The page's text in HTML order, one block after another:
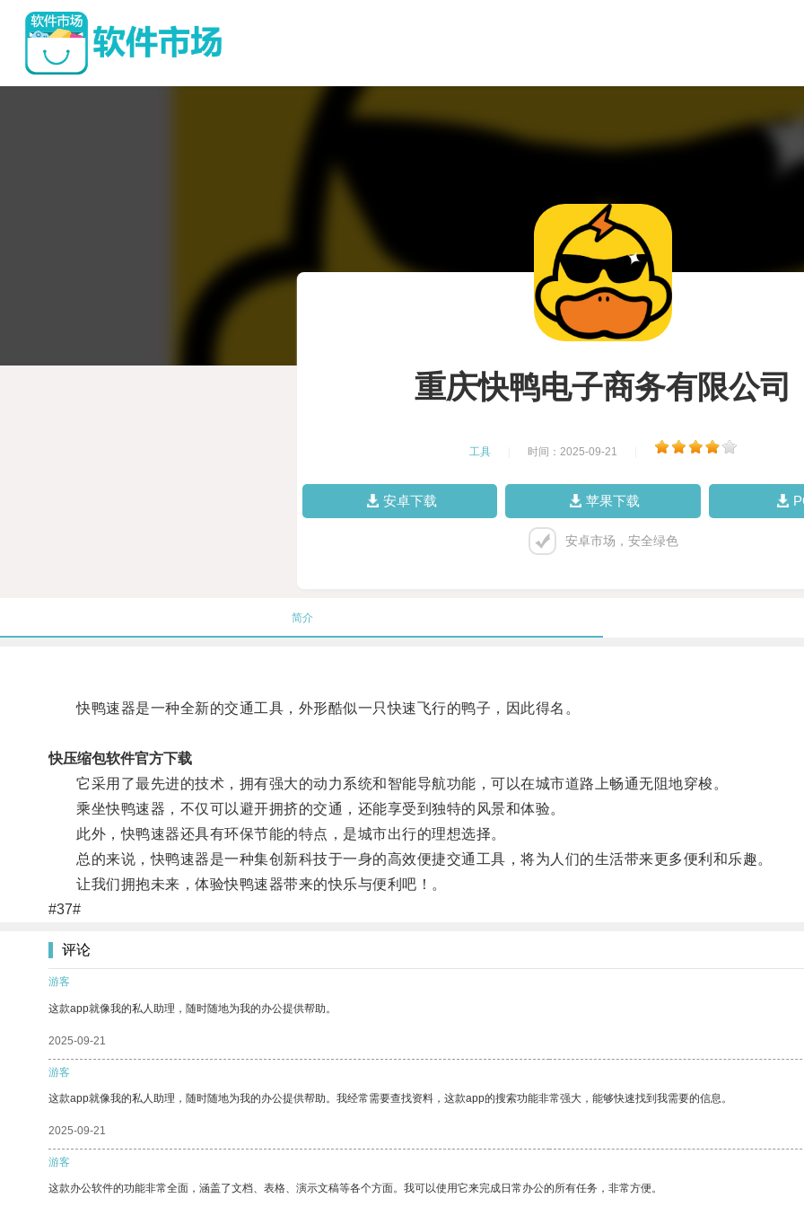
重庆快鸭电子商务有限公司
工具 时间：2025-09-21
安卓下载 苹果下载
安卓市场，安全绿色
简介
快鸭速器是一种全新的交通工具，外形酷似一只快速飞行的鸭子，因此得名。
快压缩包软件官方下载
它采用了最先进的技术，拥有强大的动力系统和智能导航功能，可以在城市道路上畅通无阻地穿梭。
乘坐快鸭速器，不仅可以避开拥挤的交通，还能享受到独特的风景和体验。
此外，快鸭速器还具有环保节能的特点，是城市出行的理想选择。
总的来说，快鸭速器是一种集创新科技于一身的高效便捷交通工具，将为人们的生活带来更多便利和乐趣。
让我们拥抱未来，体验快鸭速器带来的快乐与便利吧！。
#37#
评论
游客
这款app就像我的私人助理，随时随地为我的办公提供帮助。
2025-09-21
游客
这款app就像我的私人助理，随时随地为我的办公提供帮助。我经常需要查找资料，这款app的搜索功能非常强大，能够快速找到我需要的信息。
2025-09-21
游客
这款办公软件的功能非常全面，涵盖了文档、表格、演示文稿等各个方面。我可以使用它来完成日常办公的所有任务，非常方便。